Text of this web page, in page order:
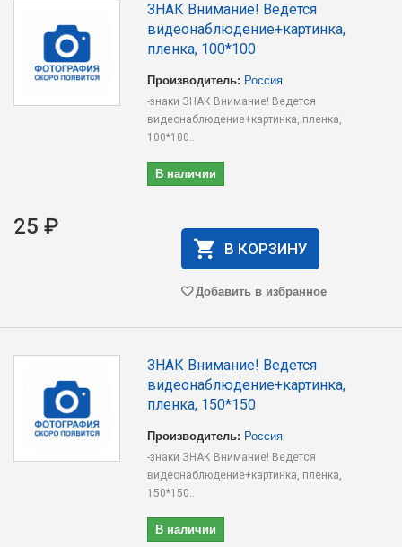
ЗНАК Внимание! Ведется
видеонаблюдение+картинка,
пленка, 100*100
Производитель: Россия
-знаки ЗНАК Внимание! Ведется
видеонаблюдение+картинка, пленка,
100*100..
В наличии
25 ₽
В КОРЗИНУ
Добавить в избранное
ЗНАК Внимание! Ведется
видеонаблюдение+картинка,
пленка, 150*150
Производитель: Россия
-знаки ЗНАК Внимание! Ведется
видеонаблюдение+картинка, пленка,
150*150..
В наличии